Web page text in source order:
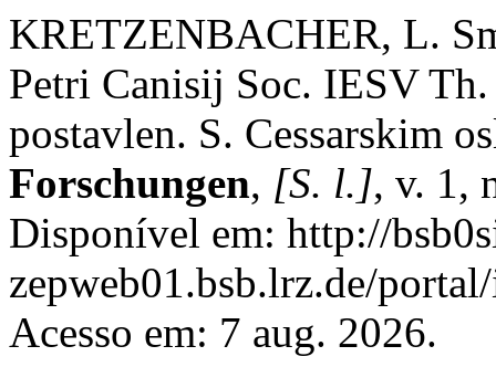
KRETZENBACHER, L.
Petri Canisij Soc. IESV
postavlen. S. Cessarskim
Forschungen, [S. l.], v. 1,
Disponível em: http://
zepweb01.bsb.lrz.de/
Acesso em: 7 aug. 2026.